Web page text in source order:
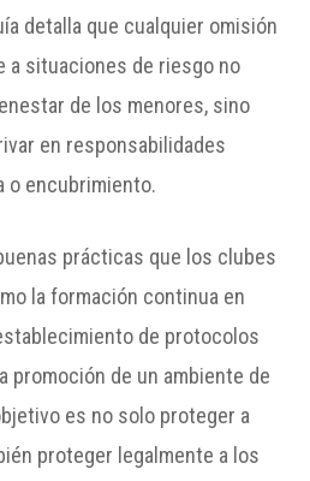
detalla que cualquier omisión
a situaciones de riesgo no
de los menores, sino
en responsabilidades
o encubrimiento.
prácticas que los clubes
la formación continua en
de protocolos
promoción de un ambiente de
es no solo proteger a
proteger legalmente a los